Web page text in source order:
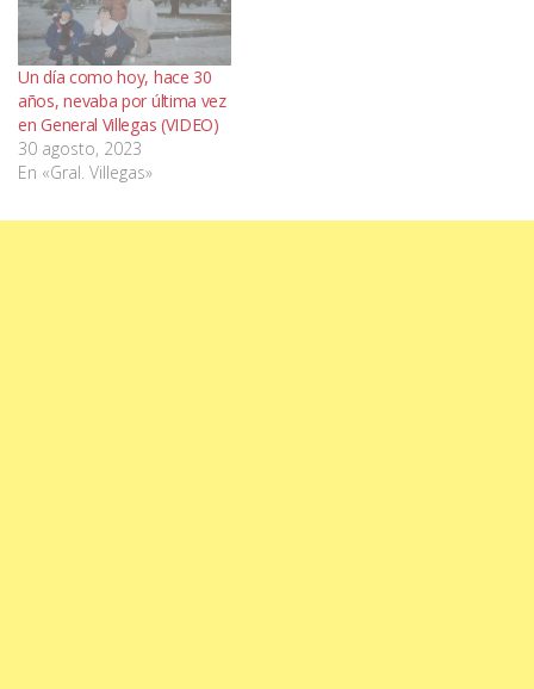
Un día como hoy, hace 30
años, nevaba por última vez
en General Villegas (VIDEO)
30 agosto, 2023
En «Gral. Villegas»